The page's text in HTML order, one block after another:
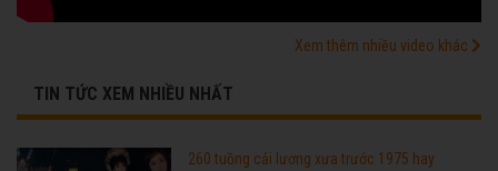
Xem thêm nhiều video khác
TIN TỨC XEM NHIỀU NHẤT
260 tuồng cải lương xưa trước 1975 hay